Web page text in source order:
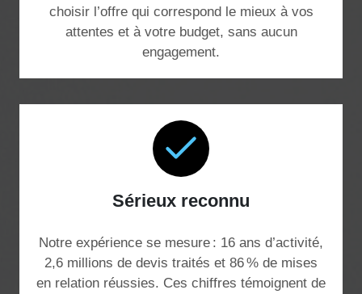
choisir l’offre qui correspond le mieux à vos
attentes et à votre budget, sans aucun
engagement.
Sérieux reconnu
Notre expérience se mesure : 16 ans d’activité,
2,6 millions de devis traités et 86 % de mises
en relation réussies. Ces chiffres témoignent de